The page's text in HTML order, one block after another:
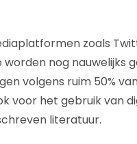
zoals
worden nog nauwelijks
volgens ruim 50%
voor het gebruik van
literatuur.